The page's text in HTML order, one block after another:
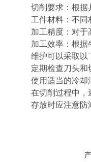
切削要求：根
工件材料：不
加工精度：对
加工效率：根
维护可以采取
定期检查刀头
使用适当的冷
在切削过程中
存放时应注意防